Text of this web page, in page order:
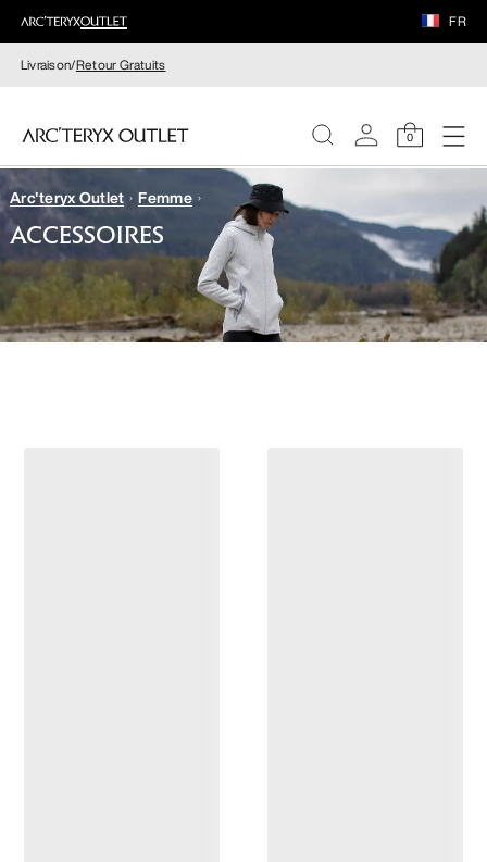
FR
Livraison/Retour Gratuits
0
FEMME
HOMME
Arc'teryx Outlet Femme
ACCESSOIRES